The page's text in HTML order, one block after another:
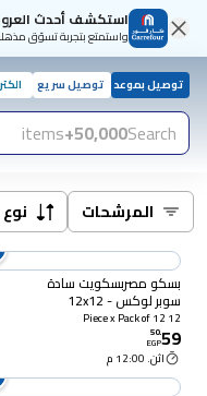
استكشف أحدث
واستمتع بتجربة تسوّق
توصيل بموعد توصيل سريع
Search
50,000+
items
المرشحات نوع
بسكو مصربسكويت سادة
سوبر لوكس - 12x12
قطعة
12 Piece x Pack of 12
59
.
50
EGP
اثن. 12:00 م